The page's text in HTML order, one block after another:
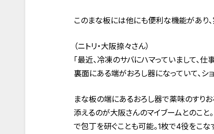
このまな板には他にも便利な機能があり
（ニトリ・大阪捺々さん）
「最近、冷凍のサバにハマっていまして、
裏面にある端がおろし器になっていて、ショ
まな板の端にあるおろし器で薬味のすり
添えるのが大阪さんのマイブームとのこと
で包丁を研ぐことも可能。1枚で4役をこな